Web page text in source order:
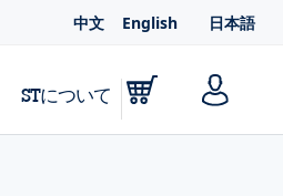
中文 English 日本語
STについて